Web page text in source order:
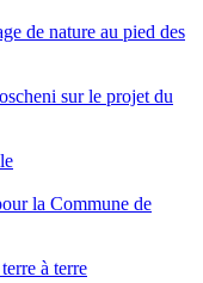
de nature au pied des
sur le projet du
la Commune de
à terre